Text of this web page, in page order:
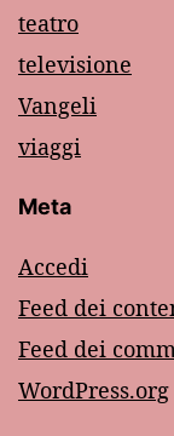
teatro
televisione
Vangeli
viaggi
Meta
Accedi
Feed dei
Feed dei
WordPress.org